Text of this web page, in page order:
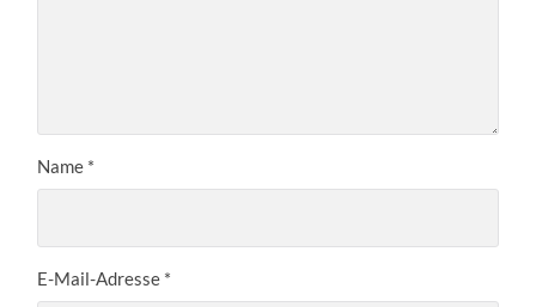
Name *
E-Mail-Adresse *